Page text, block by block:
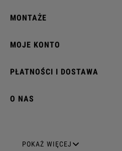
MONTAŻE
MOJE KONTO
PŁATNOŚCI I DOSTAWA
O NAS
GNIAZDA ELEKTRYCZNE
POKAŻ WIĘCEJ